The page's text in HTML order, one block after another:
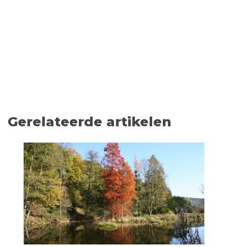
Gerelateerde artikelen